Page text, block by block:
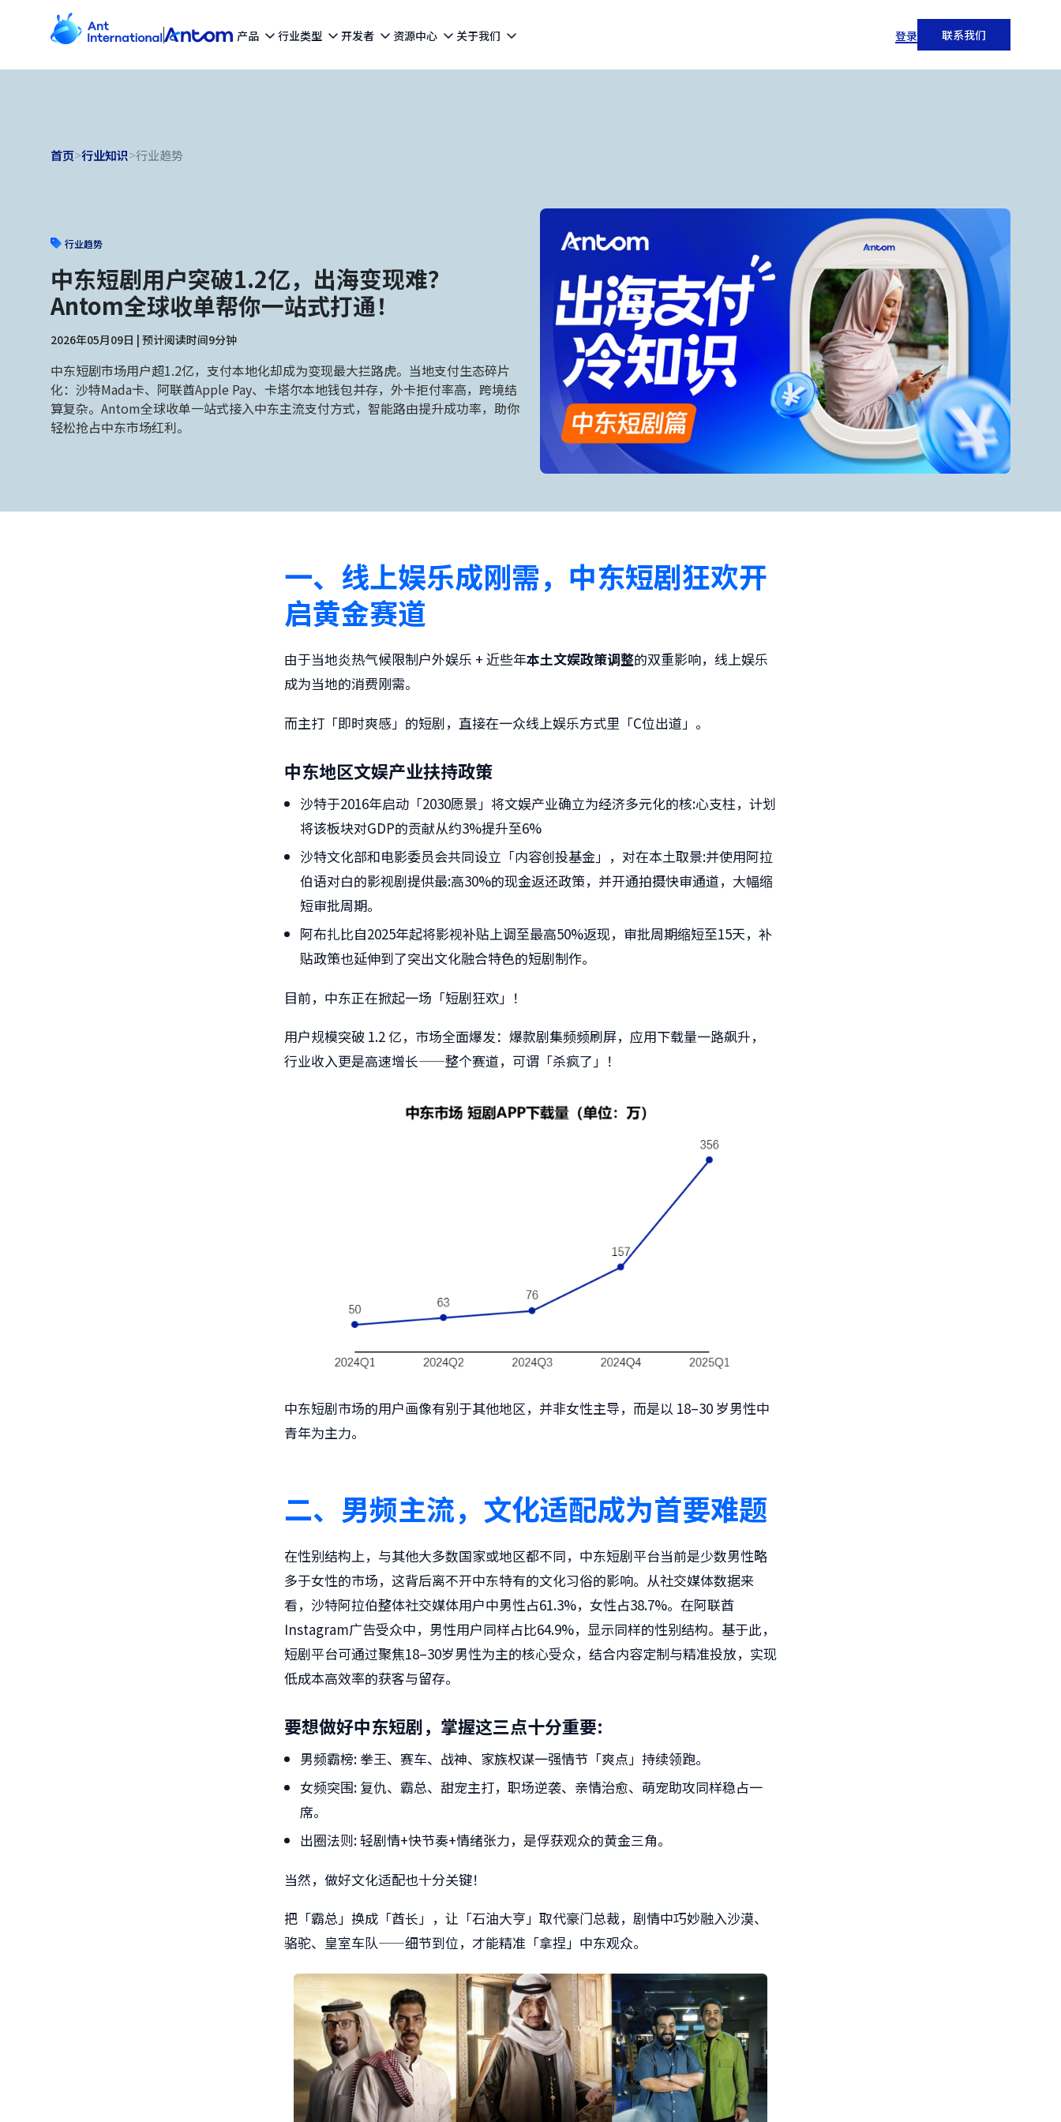
产品 行业类型 开发者 资源中心 关于我们 登录 联系我们
首页>行业知识>行业趋势
行业趋势
中东短剧用户突破1.2亿，出海变现难？
Antom全球收单帮你一站式打通！
2026年05月09日 | 预计阅读时间9分钟
中东短剧市场用户超1.2亿，支付本地化却成为变现最大拦路虎。当地支付生态碎片
化：沙特Mada卡、阿联酋Apple Pay、卡塔尔本地钱包并存，外卡拒付率高，跨境结
算复杂。Antom全球收单一站式接入中东主流支付方式，智能路由提升成功率，助你
轻松抢占中东市场红利。
一、线上娱乐成刚需，中东短剧狂欢开
启黄金赛道
由于当地炎热气候限制户外娱乐 + 近些年本土文娱政策调整的双重影响，线上娱乐
成为当地的消费刚需。
而主打「即时爽感」的短剧，直接在一众线上娱乐方式里「C位出道」。
中东地区文娱产业扶持政策
沙特于2016年启动「2030愿景」将文娱产业确立为经济多元化的核:心支柱，计划
将该板块对GDP的贡献从约3%提升至6%
沙特文化部和电影委员会共同设立「内容创投基金」，对在本土取景:并使用阿拉
伯语对白的影视剧提供最:高30%的现金返还政策，并开通拍摄快审通道，大幅缩
短审批周期。
阿布扎比自2025年起将影视补贴上调至最高50%返现，审批周期缩短至15天，补
贴政策也延伸到了突出文化融合特色的短剧制作。
目前，中东正在掀起一场「短剧狂欢」！
用户规模突破 1.2 亿，市场全面爆发：爆款剧集频频刷屏，应用下载量一路飙升，
行业收入更是高速增长——整个赛道，可谓「杀疯了」！
中东短剧市场的用户画像有别于其他地区，并非女性主导，而是以 18–30 岁男性中
青年为主力。
二、男频主流，文化适配成为首要难题
在性别结构上，与其他大多数国家或地区都不同，中东短剧平台当前是少数男性略
多于女性的市场，这背后离不开中东特有的文化习俗的影响。从社交媒体数据来
看，沙特阿拉伯整体社交媒体用户中男性占61.3%，女性占38.7%。在阿联酋
Instagram广告受众中，男性用户同样占比64.9%，显示同样的性别结构。基于此，
短剧平台可通过聚焦18–30岁男性为主的核心受众，结合内容定制与精准投放，实现
低成本高效率的获客与留存。
要想做好中东短剧，掌握这三点十分重要:
男频霸榜: 拳王、赛车、战神、家族权谋一强情节「爽点」持续领跑。
女频突围: 复仇、霸总、甜宠主打，职场逆袭、亲情治愈、萌宠助攻同样稳占一
席。
出圈法则: 轻剧情+快节奏+情绪张力，是俘获观众的黄金三角。
当然，做好文化适配也十分关键！
把「霸总」换成「酋长」，让「石油大亨」取代豪门总裁，剧情中巧妙融入沙漠、
骆驼、皇室车队——细节到位，才能精准「拿捏」中东观众。